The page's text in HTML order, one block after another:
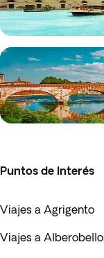
Puntos de Interés
Viajes a Agrigento
Viajes a Alberobello